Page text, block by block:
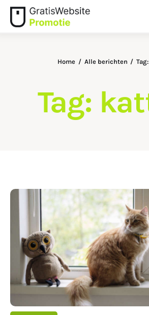
Tag:
Home Alle berichten
Dieren
Ouders
Wonen